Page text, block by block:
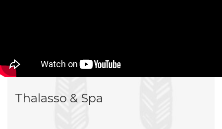
Thalasso & Spa